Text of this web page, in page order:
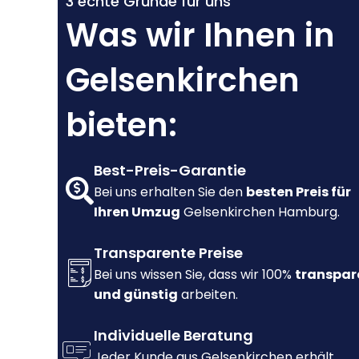
Was wir Ihnen in
Gelsenkirchen
bieten:
Best-Preis-Garantie
Bei uns erhalten Sie den besten Preis für
Ihren Umzug Gelsenkirchen Hamburg.
Transparente Preise
Bei uns wissen Sie, dass wir 100%
und günstig arbeiten.
Individuelle Beratung